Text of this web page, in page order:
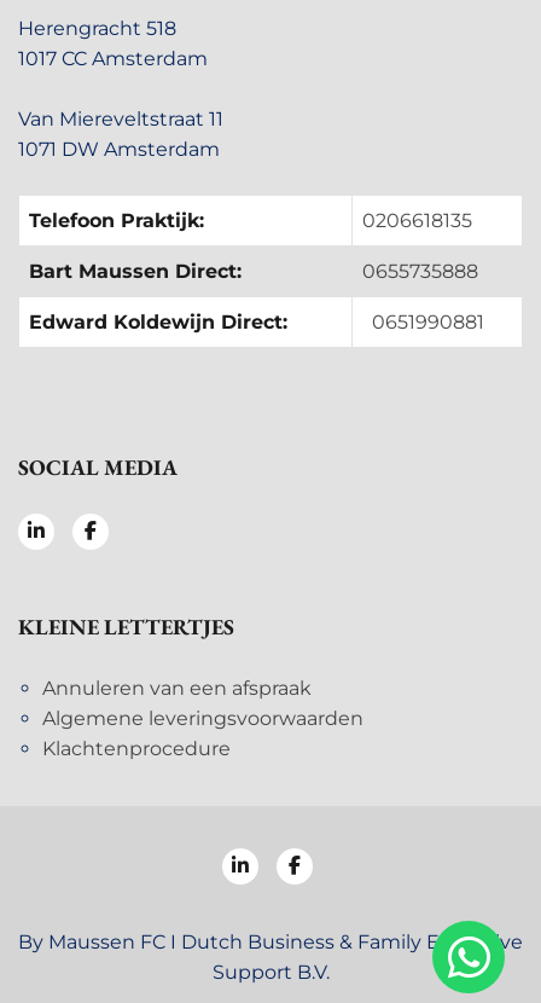
Herengracht 518
1017 CC Amsterdam
Van Miereveltstraat 11
1071 DW Amsterdam
Telefoon Praktijk: 0206618135
Bart Maussen Direct: 0655735888
Edward Koldewijn Direct: 0651990881
SOCIAL MEDIA
KLEINE LETTERTJES
Annuleren van een afspraak
Algemene leveringsvoorwaarden
Klachtenprocedure
By Maussen FC I Dutch Business & Family Executive
Support B.V.